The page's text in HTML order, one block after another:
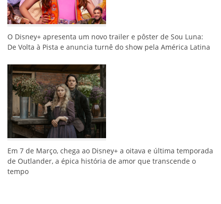
O Disney+ apresenta um novo trailer e pôster de Sou Luna:
De Volta à Pista e anuncia turnê do show pela América Latina
Em 7 de Março, chega ao Disney+ a oitava e última temporada
de Outlander, a épica história de amor que transcende o
tempo